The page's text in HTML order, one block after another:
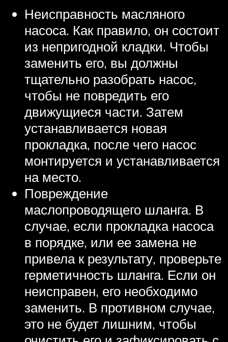
Неисправность масляного
насоса. Как правило, он состоит
из непригодной кладки. Чтобы
заменить его, вы должны
тщательно разобрать насос,
чтобы не повредить его
движущиеся части. Затем
устанавливается новая
прокладка, после чего насос
монтируется и устанавливается
на место.
Повреждение
маслопроводящего шланга. В
случае, если прокладка насоса
в порядке, или ее замена не
привела к результату, проверьте
герметичность шланга. Если он
неисправен, его необходимо
заменить. В противном случае,
это не будет лишним, чтобы